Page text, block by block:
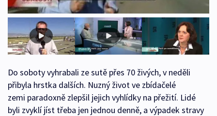
Do soboty vyhrabali ze sutě přes 70 živých, v neděli
přibyla hrstka dalších. Nuzný život ve zbídačelé
zemi paradoxně zlepšil jejich vyhlídky na přežití. Lidé
byli zvyklí jíst třeba jen jednou denně, a výpadek stravy